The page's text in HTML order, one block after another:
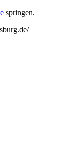
springen.